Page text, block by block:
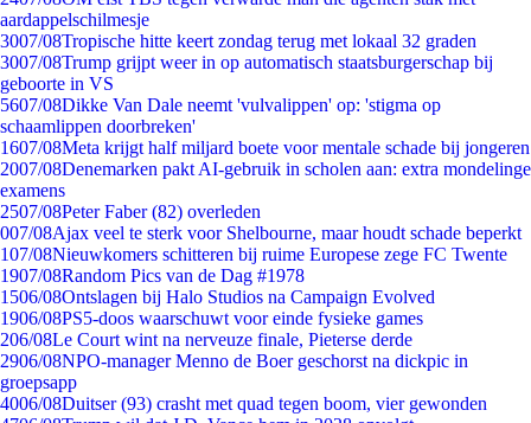
aardappelschilmesje
3007/08Tropische hitte keert zondag terug met lokaal 32 graden
3007/08Trump grijpt weer in op automatisch staatsburgerschap bij
geboorte in VS
5607/08Dikke Van Dale neemt 'vulvalippen' op: 'stigma op
schaamlippen doorbreken'
1607/08Meta krijgt half miljard boete voor mentale schade bij jongeren
2007/08Denemarken pakt AI-gebruik in scholen aan: extra mondelinge
examens
2507/08Peter Faber (82) overleden
007/08Ajax veel te sterk voor Shelbourne, maar houdt schade beperkt
107/08Nieuwkomers schitteren bij ruime Europese zege FC Twente
1907/08Random Pics van de Dag #1978
1506/08Ontslagen bij Halo Studios na Campaign Evolved
1906/08PS5-doos waarschuwt voor einde fysieke games
206/08Le Court wint na nerveuze finale, Pieterse derde
2906/08NPO-manager Menno de Boer geschorst na dickpic in
groepsapp
4006/08Duitser (93) crasht met quad tegen boom, vier gewonden